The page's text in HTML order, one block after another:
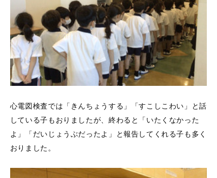
心電図検査では「きんちょうする」「すこしこわい」と話
している子もおりましたが、終わると「いたくなかった
よ」「だいじょうぶだったよ」と報告してくれる子も多く
おりました。